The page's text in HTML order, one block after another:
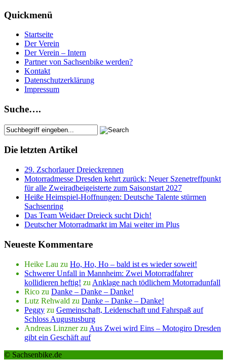
Quickmenü
Startseite
Der Verein
Der Verein – Intern
Partner von Sachsenbike werden?
Kontakt
Datenschutzerklärung
Impressum
Suche….
Die letzten Artikel
29. Zschorlauer Dreieckrennen
Motorradmesse Dresden kehrt zurück: Neuer Szenetreffpunkt
für alle Zweiradbeigeisterte zum Saisonstart 2027
Heiße Heimspiel-Hoffnungen: Deutsche Talente stürmen
Sachsenring
Das Team Weidaer Dreieck sucht Dich!
Deutscher Motorradmarkt im Mai weiter im Plus
Neueste Kommentare
Heike Lau zu Ho, Ho, Ho – bald ist es wieder soweit!
Schwerer Unfall in Mannheim: Zwei Motorradfahrer
kollidieren heftig! zu Anklage nach tödlichem Motorradunfall
Rico zu Danke – Danke – Danke!
Lutz Rehwald zu Danke – Danke – Danke!
Peggy zu Gemeinschaft, Leidenschaft und Fahrspaß auf
Schloss Augustusburg
Andreas Linznerzu Aus Zwei wird Eins – Motogiro Dresden
gibt ein Geschäft auf
© Sachsenbike.de